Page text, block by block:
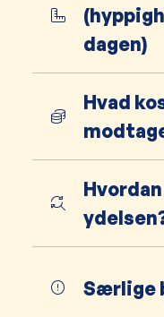
dagen)
Hvad
Særlige